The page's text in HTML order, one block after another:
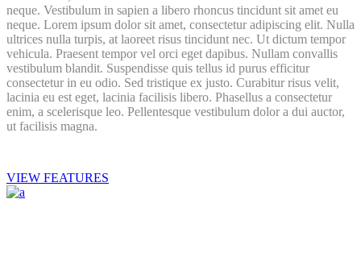
neque. Vestibulum in sapien a libero rhoncus tincidunt sit amet eu
neque. Lorem ipsum dolor sit amet, consectetur adipiscing elit. Nulla
ultrices nulla turpis, at laoreet risus tincidunt nec. Ut dictum tempor
vehicula. Praesent tempor vel orci eget dapibus. Nullam convallis
vestibulum blandit. Suspendisse quis tellus id purus efficitur
consectetur in eu odio. Sed tristique ex justo. Curabitur risus velit,
lacinia eu est eget, lacinia facilisis libero. Phasellus a consectetur
enim, a scelerisque leo. Pellentesque vestibulum dolor a dui auctor,
ut facilisis magna.
VIEW FEATURES